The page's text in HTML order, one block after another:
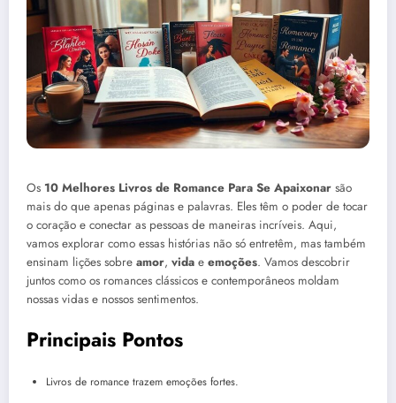
Os 10 Melhores Livros de Romance Para Se Apaixonar são
mais do que apenas páginas e palavras. Eles têm o poder de tocar
o coração e conectar as pessoas de maneiras incríveis. Aqui,
vamos explorar como essas histórias não só entretêm, mas também
ensinam lições sobre amor, vida e emoções. Vamos descobrir
juntos como os romances clássicos e contemporâneos moldam
nossas vidas e nossos sentimentos.
Principais Pontos
Livros de romance trazem emoções fortes.